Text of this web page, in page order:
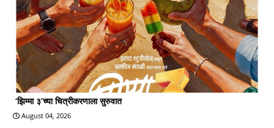
‘झिम्मा ३’च्या चित्रीकरणाला सुरुवात
August 04, 2026